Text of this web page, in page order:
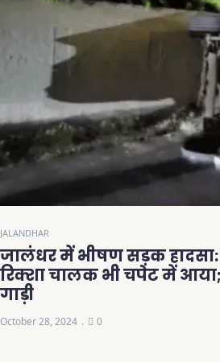
JALANDHAR
जालंधर में भीषण सड़क हादसा:
रिक्शा चालक भी चपेट में आया;
गाड़ी
October 28, 2024 0